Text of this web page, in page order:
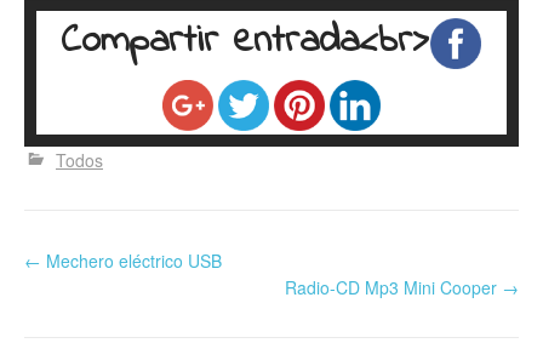
Compartir entrada<br>
Todos
← Mechero eléctrico USB
Radio-CD Mp3 Mini Cooper →